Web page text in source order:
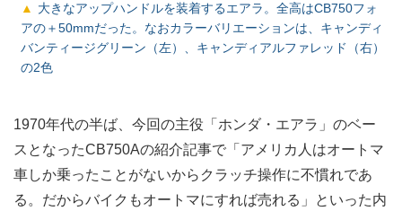
大きなアップハンドルを装着するエアラ。全高はCB750フォ
アの＋50mmだった。なおカラーバリエーションは、キャンディ
バンティージグリーン（左）、キャンディアルファレッド（右）
の2色
1970年代の半ば、今回の主役「ホンダ・エアラ」のベー
スとなったCB750Aの紹介記事で「アメリカ人はオートマ
車しか乗ったことがないからクラッチ操作に不慣れであ
る。だからバイクもオートマにすれば売れる」といった内